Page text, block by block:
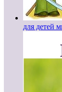
для детей